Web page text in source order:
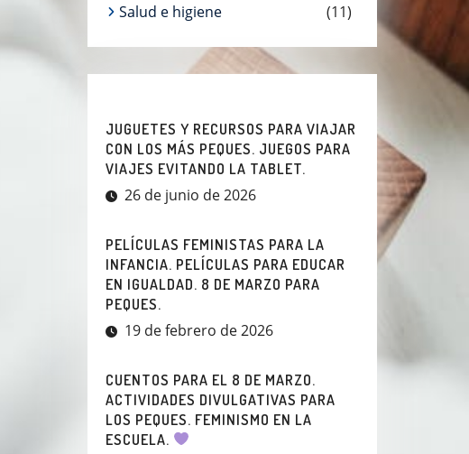
Salud e higiene
(11)
JUGUETES Y RECURSOS PARA VIAJAR
CON LOS MÁS PEQUES. JUEGOS PARA
VIAJES EVITANDO LA TABLET.
26 de junio de 2026
PELÍCULAS FEMINISTAS PARA LA
INFANCIA. PELÍCULAS PARA EDUCAR
EN IGUALDAD. 8 DE MARZO PARA
PEQUES.
19 de febrero de 2026
CUENTOS PARA EL 8 DE MARZO.
ACTIVIDADES DIVULGATIVAS PARA
LOS PEQUES. FEMINISMO EN LA
ESCUELA.